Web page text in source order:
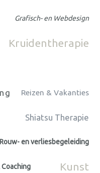
Grafisch- en Webdesign
Kruidentherapie
Reizen & Vakanties
Shiatsu Therapie
Rouw- en verliesbegeleiding
Kunst